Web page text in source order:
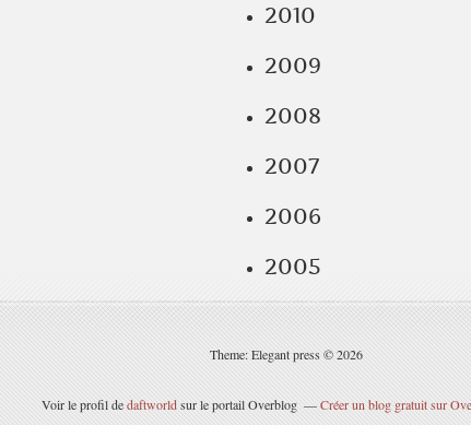
2010
2009
2008
2007
2006
2005
Theme: Elegant press © 2026
Voir le profil dedaftworldsur le portail Overblog Créer un blog gratuit sur